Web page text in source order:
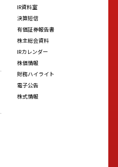
IR資料室
決算短信
有価証券報告書
株主総会資料
IRカレンダー
株価情報
財務ハイライト
電子公告
株式情報